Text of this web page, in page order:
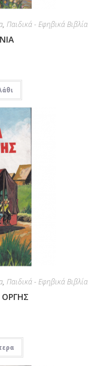
, Παιδικά - Εφηβικά Βιβλία
, Παιδικά - Εφηβικά Βιβλία